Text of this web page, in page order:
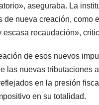
aseguraba. La
nueva creación, como
recaudación»,
de esos nuevos
las nuevas tributaciones a
en la presión
en su totalidad.